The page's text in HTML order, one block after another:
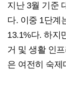
지난 3월 기준
다. 이중 1단계
13.1%다. 하지
거 및 생활 인
은 여전히 숙제